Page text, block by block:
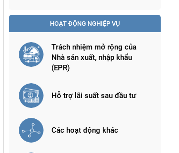
HOẠT ĐỘNG NGHIỆP VỤ
Trách nhiệm mở rộng của
Nhà sản xuất, nhập khẩu
(EPR)
Hỗ trợ lãi suất sau đầu tư
Các hoạt động khác